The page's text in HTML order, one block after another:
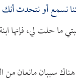
نسمع أو نتحدث
ما حلت لي،
سببان مانعان من